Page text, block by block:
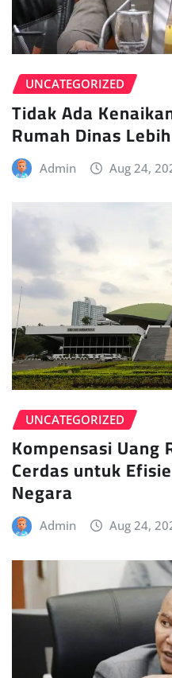
UNCATEGORIZED
Tidak Ada
Rumah Dinas
Admin Aug 24,
UNCATEGORIZED
Kompensasi Uang
Cerdas untuk
Negara
Admin Aug 24,